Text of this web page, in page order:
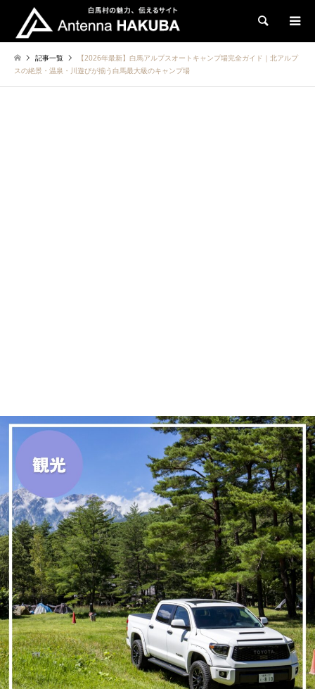
検索
記事一覧
【2026年最新】白馬アルプスオートキャンプ場完全ガイド｜北アルプ
スの絶景・温泉・川遊びが揃う白馬最大級のキャンプ場